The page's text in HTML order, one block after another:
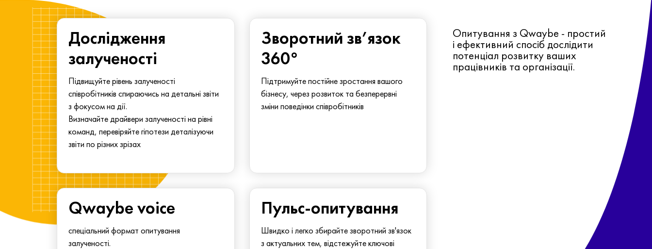
Дослідження
залученості
Підвищуйте рівень залученості
співробітників спираючись на детальні звіти
з фокусом на дії.
Визначайте драйвери залученості на рівні
команд, перевіряйте гіпотези деталізуючи
звіти по різних зрізах
Зворотний зв’язок
360°
Підтримуйте постійне зростання вашого
бізнесу, через розвиток та безперервні
зміни поведінки співробітників
Опитування з Qwaybe - простий
і ефективний спосіб дослідити
потенціал розвитку ваших
працівників та організації.
Qwaybe voice
спеціальний формат опитування
залученості.
Пульс-опитування
Швидко і легко збирайте зворотний зв'язок
з актуальних тем, відстежуйте ключові